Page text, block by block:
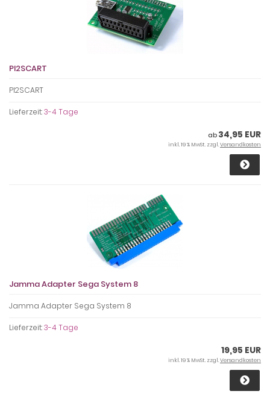
PI2SCART
PI2SCART
Lieferzeit:3-4 Tage
ab 34,95 EUR
inkl. 19 % MwSt. zzgl.Versandkosten
Jamma Adapter Sega System 8
Jamma Adapter Sega System 8
Lieferzeit:3-4 Tage
19,95 EUR
inkl. 19 % MwSt. zzgl.Versandkosten